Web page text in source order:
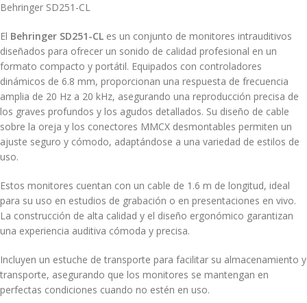
Behringer SD251-CL
El Behringer SD251-CL es un conjunto de monitores intrauditivos
diseñados para ofrecer un sonido de calidad profesional en un
formato compacto y portátil. Equipados con controladores
dinámicos de 6.8 mm, proporcionan una respuesta de frecuencia
amplia de 20 Hz a 20 kHz, asegurando una reproducción precisa de
los graves profundos y los agudos detallados. Su diseño de cable
sobre la oreja y los conectores MMCX desmontables permiten un
ajuste seguro y cómodo, adaptándose a una variedad de estilos de
uso.
Estos monitores cuentan con un cable de 1.6 m de longitud, ideal
para su uso en estudios de grabación o en presentaciones en vivo.
La construcción de alta calidad y el diseño ergonómico garantizan
una experiencia auditiva cómoda y precisa.
Incluyen un estuche de transporte para facilitar su almacenamiento y
transporte, asegurando que los monitores se mantengan en
perfectas condiciones cuando no estén en uso.